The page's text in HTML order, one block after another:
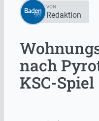
VON
Redaktion
nach
KSC-Spiel